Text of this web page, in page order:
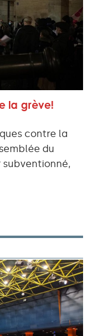
la grève!
contre la
du
subventionné,